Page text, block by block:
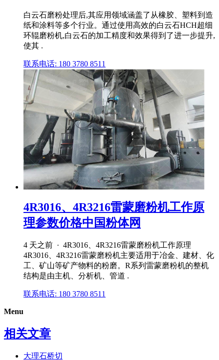
白云石磨粉处理后,其应用领域涵盖了从橡胶、塑料到造
纸和涂料等多个行业。通过使用高效的白云石HCH超细
环辊磨粉机,白云石的加工精度和效果得到了进一步提升,
使其 .
联系电话: 180 3780 8511
4R3016、4R3216雷蒙磨粉机工作原
理参数价格中国粉体网
4 天之前 · 4R3016、4R3216雷蒙磨粉机工作原理
4R3016、4R3216雷蒙磨粉机主要适用于冶金、建材、化
工、矿山等矿产物料的粉磨。R系列雷蒙磨粉机的整机
结构是由主机、分析机、管道 .
联系电话: 180 3780 8511
Menu
相关文章
大理石桥切